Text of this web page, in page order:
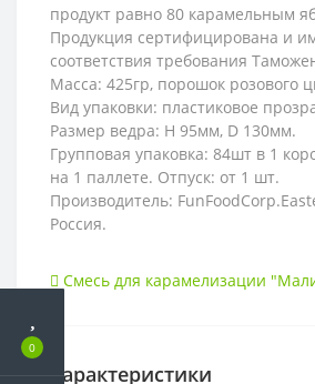
0
продукт равно 80 карамельным
Продукция сертифицирована и
соответствия требования
Масса: 425гр, порошок розового
Вид упаковки: пластиковое
Размер ведра: H 95мм, D 130мм.
Групповая упаковка: 84шт в 1
на 1 паллете. Отпуск: от 1 шт.
Производитель:
Россия.
Смесь для карамелизации
Характеристики